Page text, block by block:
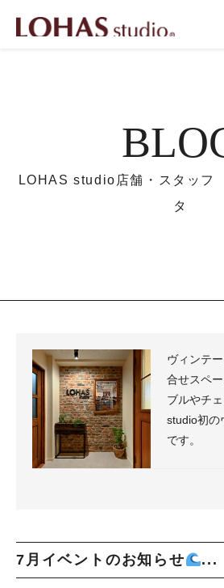
LOHAS studio店舗・スタッフ
タ
ヴィンテ
合せスペ
ブルやチ
studio初の
です。
7月イベントのお知らせ ...